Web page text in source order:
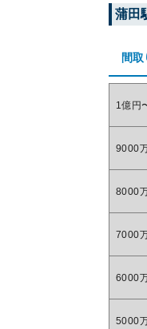
蒲田
間取
1億円
9000
8000
7000
6000
5000